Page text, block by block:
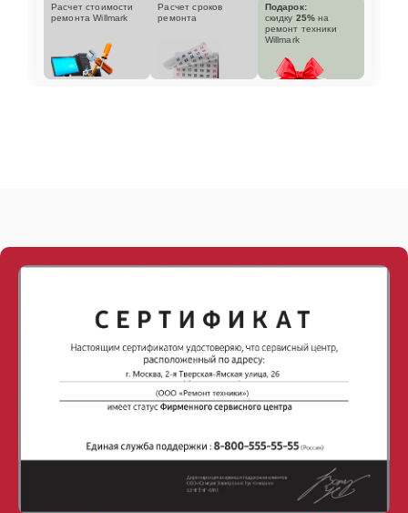
Расчет стоимости
ремонта Willmark
Расчет сроков
ремонта
Подарок:
скидку 25% на
ремонт техники
Willmark